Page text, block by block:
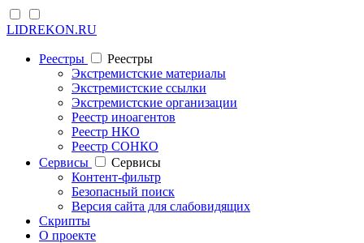
LIDREKON.RU
Реестры
Реестры
Экстремистские материалы
Экстремистские ссылки
Экстремистские организации
Реестр иноагентов
Реестр НКО
Реестр СОНКО
Cервисы
Cервисы
Контент-фильтр
Безопасный поиск
Версия сайта для слабовидящих
Скрипты
О проекте